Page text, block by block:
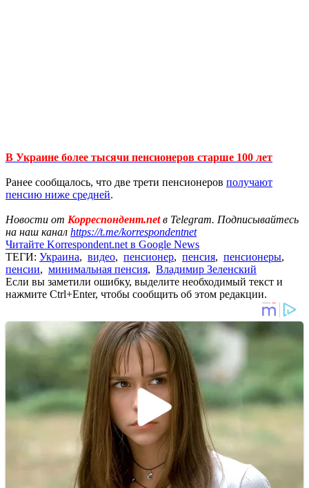
В Украине более тысячи пенсионеров старше 100 лет
Ранее сообщалось, что две трети пенсионеров получают
пенсию ниже средней.
Новости от Корреспондент.netв Telegram. Подписывайтесь
на наш канал https://t.me/korrespondentnet
Читайте Korrespondent.net в Google News
ТЕГИ: Украина, видео, пенсионер, пенсия, пенсионеры,
пенсии, минимальная пенсия, Владимир Зеленский
Если вы заметили ошибку, выделите необходимый текст и
нажмите Ctrl+Enter, чтобы сообщить об этом редакции.